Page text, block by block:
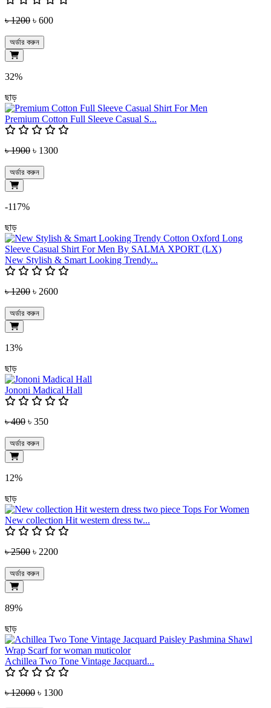
৳ 1200 ৳ 600
অর্ডার করুন
32%
ছাড়
Premium Cotton Full Sleeve Casual S...
৳ 1900 ৳ 1300
অর্ডার করুন
-117%
ছাড়
New Stylish & Smart Looking Trendy...
৳ 1200 ৳ 2600
অর্ডার করুন
13%
ছাড়
Jononi Madical Hall
৳ 400 ৳ 350
অর্ডার করুন
12%
ছাড়
New collection Hit western dress tw...
৳ 2500 ৳ 2200
অর্ডার করুন
89%
ছাড়
Achillea Two Tone Vintage Jacquard...
৳ 12000 ৳ 1300